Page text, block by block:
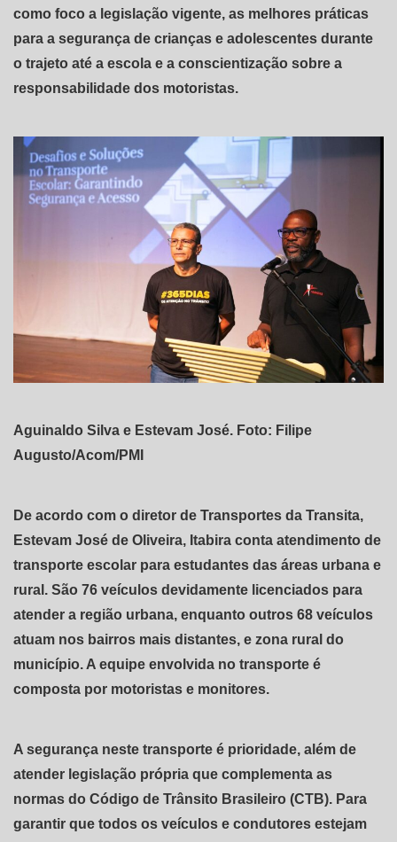
como foco a legislação vigente, as melhores práticas
para a segurança de crianças e adolescentes durante
o trajeto até a escola e a conscientização sobre a
responsabilidade dos motoristas.
Aguinaldo Silva e Estevam José. Foto: Filipe
Augusto/Acom/PMI
De acordo com o diretor de Transportes da Transita,
Estevam José de Oliveira, Itabira conta atendimento de
transporte escolar para estudantes das áreas urbana e
rural. São 76 veículos devidamente licenciados para
atender a região urbana, enquanto outros 68 veículos
atuam nos bairros mais distantes, e zona rural do
município. A equipe envolvida no transporte é
composta por motoristas e monitores.
A segurança neste transporte é prioridade, além de
atender legislação própria que complementa as
normas do Código de Trânsito Brasileiro (CTB). Para
garantir que todos os veículos e condutores estejam